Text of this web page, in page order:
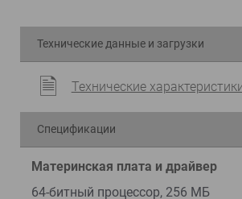
Технические данные и загрузки
Технические
Спецификации
Материнская плата и драйвер
64-битный процессор, 256 МБ